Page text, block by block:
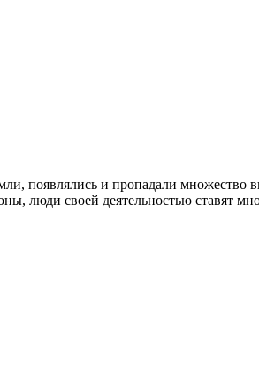
появлялись и пропадали
люди своей деятельностью ставят